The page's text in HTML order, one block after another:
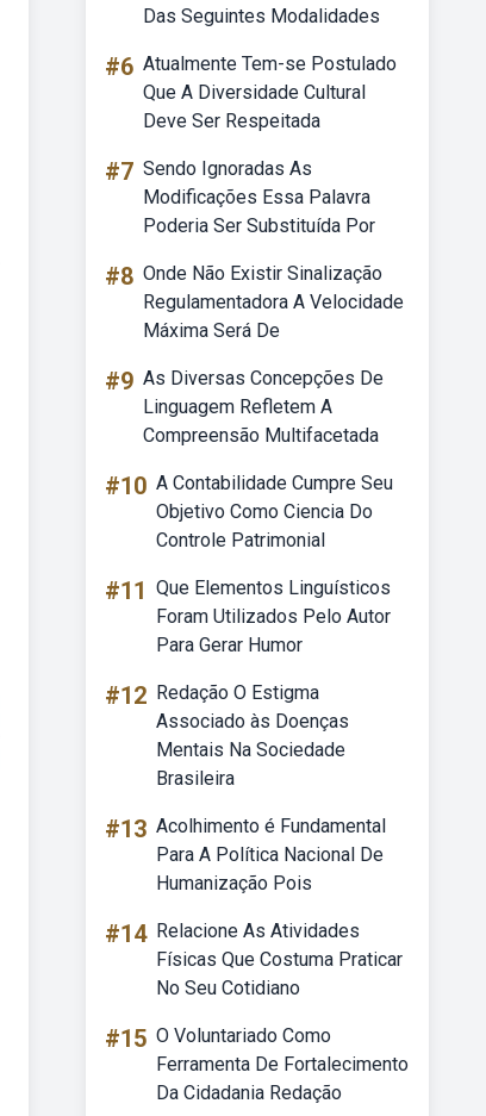
Das Seguintes Modalidades
#6 Atualmente Tem-se Postulado
Que A Diversidade Cultural
Deve Ser Respeitada
#7 Sendo Ignoradas As
Modificações Essa Palavra
Poderia Ser Substituída Por
#8 Onde Não Existir Sinalização
Regulamentadora A Velocidade
Máxima Será De
#9 As Diversas Concepções De
Linguagem Refletem A
Compreensão Multifacetada
#10 A Contabilidade Cumpre Seu
Objetivo Como Ciencia Do
Controle Patrimonial
#11 Que Elementos Linguísticos
Foram Utilizados Pelo Autor
Para Gerar Humor
#12 Redação O Estigma
Associado às Doenças
Mentais Na Sociedade
Brasileira
#13 Acolhimento é Fundamental
Para A Política Nacional De
Humanização Pois
#14 Relacione As Atividades
Físicas Que Costuma Praticar
No Seu Cotidiano
#15 O Voluntariado Como
Ferramenta De Fortalecimento
Da Cidadania Redação